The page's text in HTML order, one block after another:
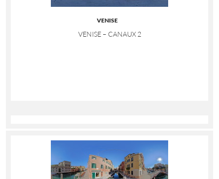
VENISE
VENISE – CANAUX 2